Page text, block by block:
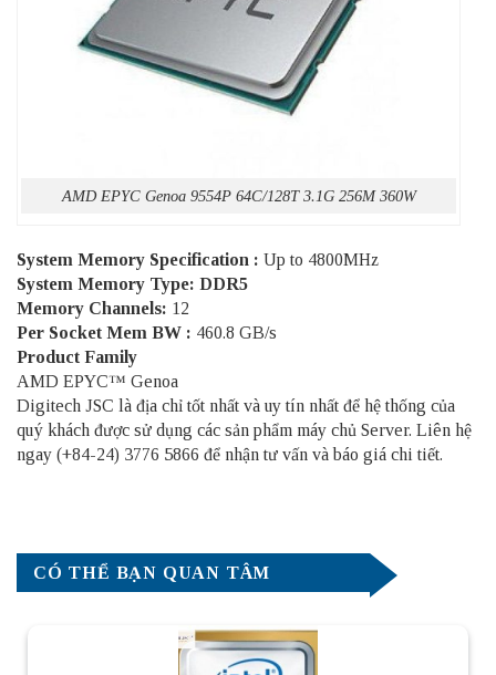
AMD EPYC Genoa 9554P 64C/128T 3.1G 256M 360W
System Memory Specification : Up to 4800MHz
System Memory Type: DDR5
Memory Channels: 12
Per Socket Mem BW : 460.8 GB/s
Product Family
AMD EPYC™ Genoa
Digitech JSC là địa chỉ tốt nhất và uy tín nhất để hệ thống của
quý khách được sử dụng các sản phẩm máy chủ Server. Liên hệ
ngay (+84-24) 3776 5866 để nhận tư vấn và báo giá chi tiết.
CÓ THỂ BẠN QUAN TÂM